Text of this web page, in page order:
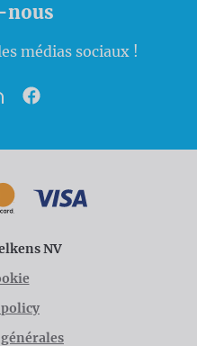
nous
médias sociaux !
Facebook
NV
VISA